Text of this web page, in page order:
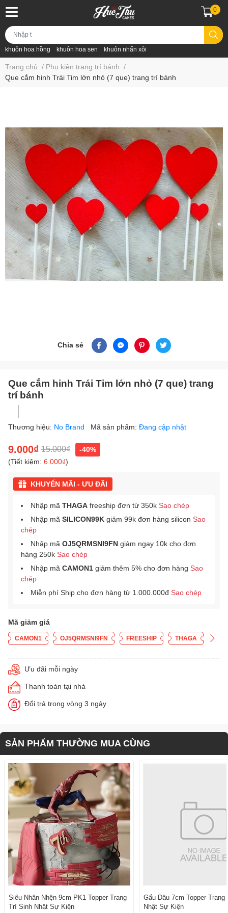
khuôn hoa hồng khuôn hoa sen khuôn nhấn xôi
0
Trang chủ / Phụ kiện trang trí bánh /
Que cắm hinh Trái Tim lớn nhỏ (7 que) trang trí bánh
Chia sẻ
Que cắm hinh Trái Tim lớn nhỏ (7 que) trang
trí bánh
Thương hiệu: No Brand Mã sản phẩm: Đang cập nhật
9.000₫ 15.000₫
-40%
(Tiết kiệm: 6.000₫)
KHUYẾN MÃI - ƯU ĐÃI
Nhập mã THAGA freeship đơn từ 350k Sao chép
Nhập mã SILICON99K giảm 99k đơn hàng silicon Sao
chép
Nhập mã OJ5QRMSNI9FN giảm ngay 10k cho đơn
hàng 250k Sao chép
Nhập mã CAMON1 giảm thêm 5% cho đơn hàng Sao
chép
Miễn phí Ship cho đơn hàng từ 1.000.000đ Sao chép
Mã giảm giá
CAMON1 OJ5QRMSNI9FN FREESHIP THAGA
Ưu đãi mỗi ngày
Thanh toán tại nhà
Đổi trả trong vòng 3 ngày
SẢN PHẨM THƯỜNG MUA CÙNG
Siêu Nhân Nhện 9cm PK1 Topper Trang
Trí Sinh Nhật Sự Kiện
Gấu Dâu 7cm Topper Trang
Nhật Sự Kiện